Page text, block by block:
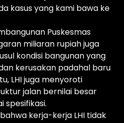
kasus yang kami bawa ke
Puskesmas
miliaran rupiah juga
kondisi bangunan yang
kerusakan padahal baru
LHI juga menyoroti
jalan bernilai besar
spesifikasi.
kerja-kerja LHI tidak